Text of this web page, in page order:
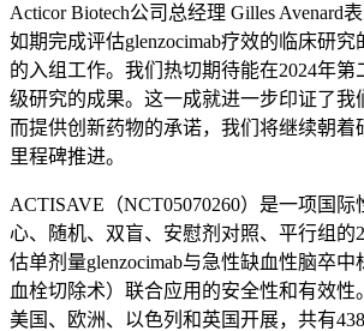
Acticor Biotech公司总经理 Gilles Avenard
如期完成评估glenzocimab疗效的临床研究
的入组工作。我们热切期待能在2024年第
级研究的成果。这一成就进一步印证了我
而提供创新药物的承诺，我们将继续朝着
里程碑推进。
ACTISAVE （NCT05070260）是一项国际
心、随机、双盲、安慰剂对照、平行组的
估单剂量glenzocimab与急性缺血性脑卒中
血栓切除术）联合应用的安全性和有效性。
美国、欧洲、以色列和英国开展，共有438